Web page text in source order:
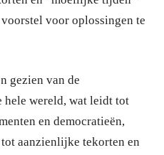
voor oplossingen te
gezien van de
hele wereld, wat leidt tot
en democratieën,
aanzienlijke tekorten en